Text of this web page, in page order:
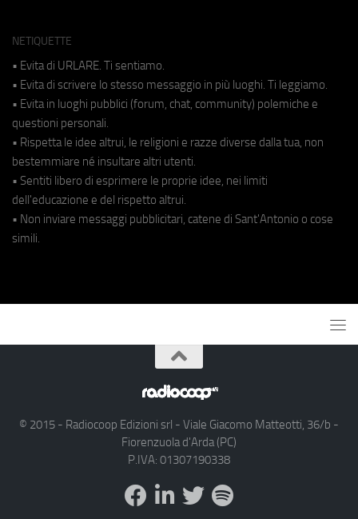
NETIQUETTE
• Evita di URLARE. Ti sentiamo.
• Evita di scrivere lo stesso messaggio in più luoghi. Ti leggiamo.
• Evita in luoghi pubblici (forum, chat, community) polemiche e
questioni personali.
• Rispetta le idee altrui, le religioni e razze diverse dalla tua, non
bestemmiare né insultare altri utenti.
• Sentiti libero di esprimere le proprie idee, nei limiti
dell'educazione e del rispetto altrui.
• Non inviare messaggi pubblicitari, catene di Sant'Antonio o cose
simili.
© 2015 - Radiocoop Edizioni srl - Viale Giacomo Matteotti, 36/b -
Fiorenzuola d'Arda (PC)
P.IVA: 01307190338